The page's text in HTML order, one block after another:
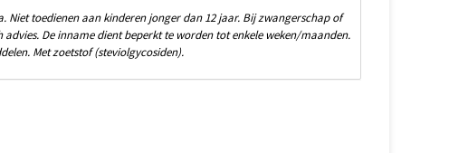
toedienen aan kinderen jonger dan 12 jaar. Bij zwangerschap of
De inname dient beperkt te worden tot enkele weken/maanden.
Met zoetstof (steviolgycosiden).